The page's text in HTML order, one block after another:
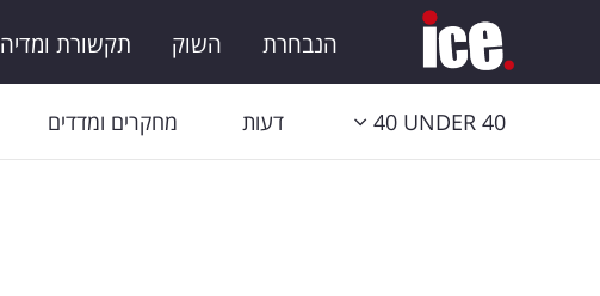
הנבחרת השוק תקשורת ומדיה
40 UNDER 40 דעות מחקרים ומדדים